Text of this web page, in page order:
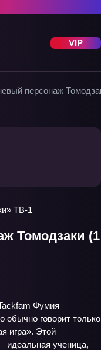
VIP
персонаж
Томодзаки (1
Фумия
обычно говорит только
игра». Этой
идеальная ученица,